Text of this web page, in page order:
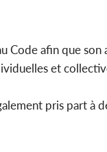
Code afin que
et
pris part à